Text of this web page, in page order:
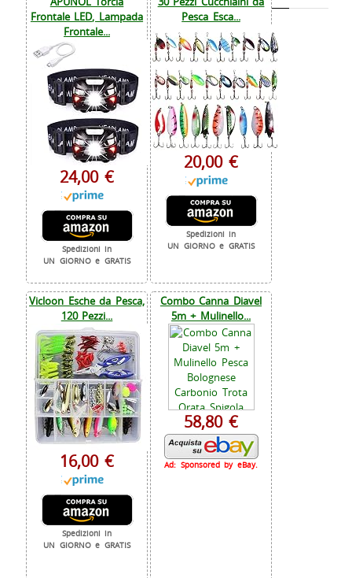
Frontale LED, Lampada
Frontale...
24,00 €
Spedizioni in
UN GIORNO e GRATIS
Pesca Esca...
20,00 €
Spedizioni in
UN GIORNO e GRATIS
Vicloon Esche da Pesca,
120 Pezzi...
16,00 €
Spedizioni in
UN GIORNO e GRATIS
Combo Canna Diavel
5m + Mulinello...
58,80 €
Ad: Sponsored by eBay.